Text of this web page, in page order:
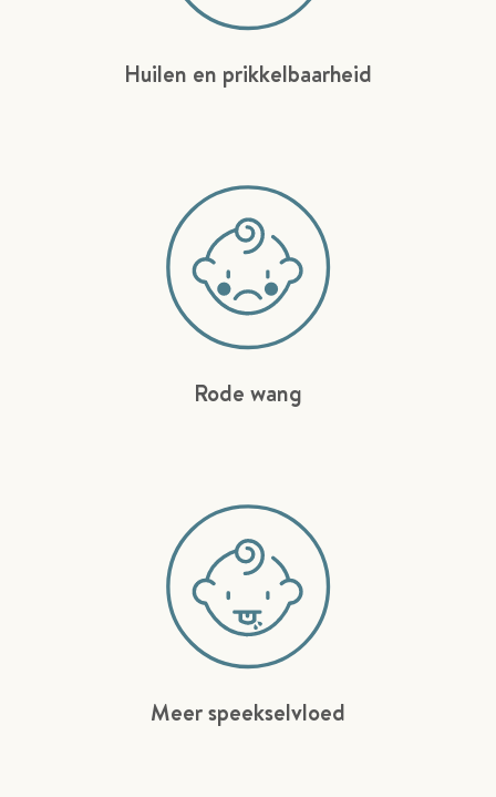
Huilen en prikkelbaarheid
Rode wang
Meer speekselvloed